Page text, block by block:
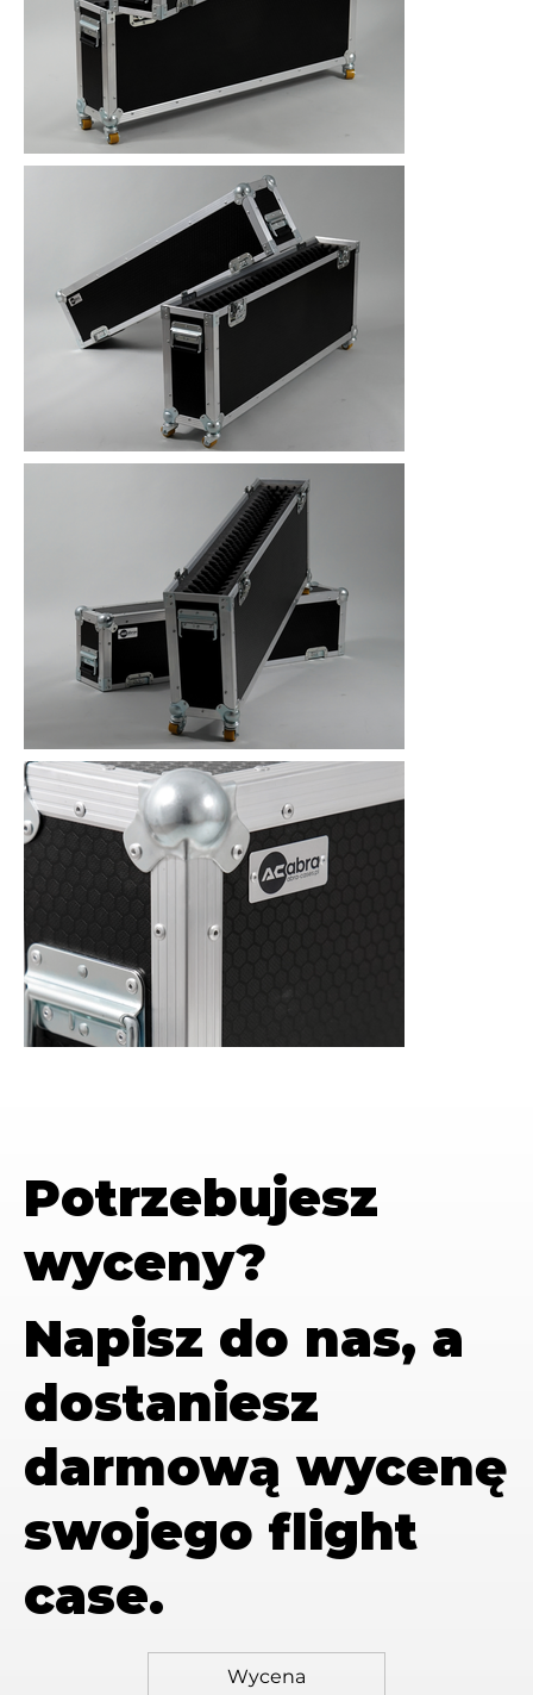
Potrzebujesz
wyceny?
Napisz do nas, a
dostaniesz
darmową wycenę
swojego flight
case.